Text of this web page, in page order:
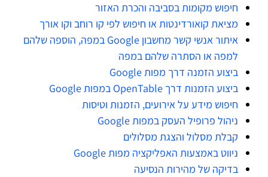
חיפוש מקומות בסביבה והכרת האזור
מציאת קואורדינטות או חיפוש לפי קו רוחב וקו אורך
איתור אנשי קשר מחשבון Google במפה, הוספה שלהם
למפה או הסתרה שלהם במפה
ביצוע הזמנה דרך מפות Google
ביצוע הזמנות דרך OpenTable במפות Google
חיפוש מידע על אירועים, הזמנות וטיסות
ניהול פרופיל העסק במפות Google
קבלת מסלול והצגת מסלולים
ניווט באמצעות האפליקציה מפות Google
בדיקה של מהירות הנסיעה